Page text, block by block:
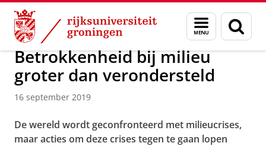
Skip
Content
Skip
Navigation
Menu
en
zoeken
Over ons Actueel Nieuws Nieuwsberichten
Betrokkenheid bij milieu
groter dan verondersteld
16 september 2019
De wereld wordt geconfronteerd met milieucrises,
maar acties om deze crises tegen te gaan lopen